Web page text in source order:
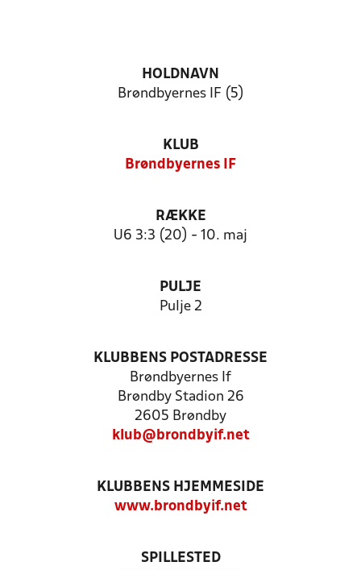
HOLDNAVN
Brøndbyernes IF (5)
KLUB
Brøndbyernes IF
RÆKKE
U6 3:3 (20) - 10. maj
PULJE
Pulje 2
KLUBBENS POSTADRESSE
Brøndbyernes If
Brøndby Stadion 26
2605 Brøndby
klub@brondbyif.net
KLUBBENS HJEMMESIDE
www.brondbyif.net
SPILLESTED